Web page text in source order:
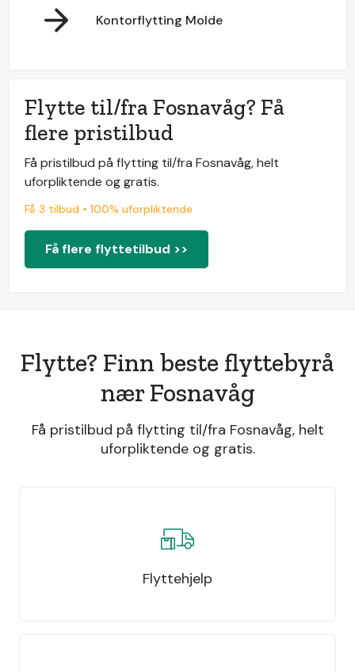
Kontorflytting Molde
Flytte til/fra Fosnavåg? Få
flere pristilbud
Få pristilbud på flytting til/fra Fosnavåg, helt
uforpliktende og gratis.
Få 3 tilbud • 100% uforpliktende
Få flere flyttetilbud >>
Flytte? Finn beste flyttebyrå
nær Fosnavåg
Få pristilbud på flytting til/fra Fosnavåg, helt
uforpliktende og gratis.
Flyttehjelp